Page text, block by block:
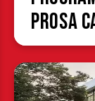
Prosa